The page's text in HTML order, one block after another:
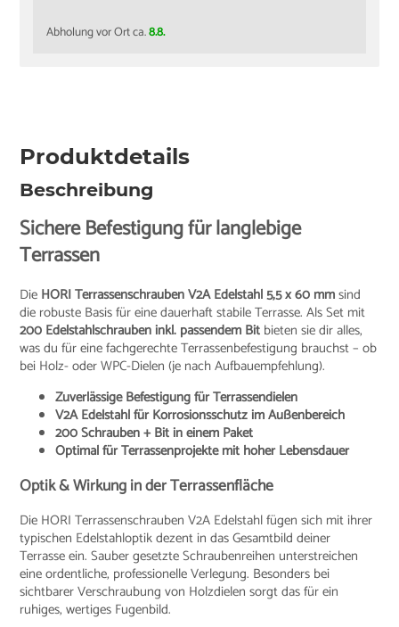
Abholung vor Ort ca.8.8.
Produktdetails
Beschreibung
Sichere Befestigung für langlebige
Terrassen
Die HORI Terrassenschrauben V2A Edelstahl 5,5 x 60 mmsind
die robuste Basis für eine dauerhaft stabile Terrasse. Als Set mit
200 Edelstahlschrauben inkl. passendem Bit bieten sie dir alles,
was du für eine fachgerechte Terrassenbefestigung brauchst – ob
bei Holz- oder WPC-Dielen (je nach Aufbauempfehlung).
Zuverlässige Befestigung für Terrassendielen
V2A Edelstahl für Korrosionsschutz im Außenbereich
200 Schrauben + Bit in einem Paket
Optimal für Terrassenprojekte mit hoher Lebensdauer
Optik & Wirkung in der Terrassenfläche
Die HORI Terrassenschrauben V2A Edelstahl fügen sich mit ihrer
typischen Edelstahloptik dezent in das Gesamtbild deiner
Terrasse ein. Sauber gesetzte Schraubenreihen unterstreichen
eine ordentliche, professionelle Verlegung. Besonders bei
sichtbarer Verschraubung von Holzdielen sorgt das für ein
ruhiges, wertiges Fugenbild.